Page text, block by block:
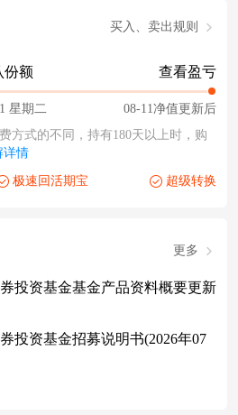
买入、卖出规则
份额
星期二
查看盈亏
08-11净值更新后
方式的不同，持有180天以上时，购
详情
极速回活期宝 超级转换
更多
投资基金基金产品资料概要更新
投资基金招募说明书(2026年07